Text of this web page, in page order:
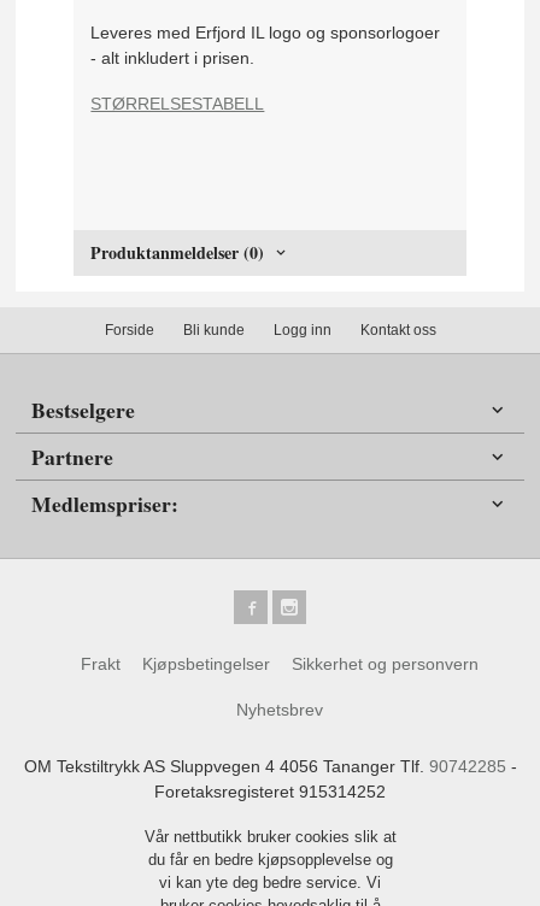
Leveres med Erfjord IL logo og sponsorlogoer
- alt inkludert i prisen.
STØRRELSESTABELL
Produktanmeldelser (0)
Forside Bli kunde Logg inn Kontakt oss
Bestselgere
Partnere
Medlemspriser:
Frakt Kjøpsbetingelser Sikkerhet og personvern
Nyhetsbrev
OM Tekstiltrykk AS Sluppvegen 4 4056 Tananger Tlf. 90742285 -
Foretaksregisteret 915314252
Vår nettbutikk bruker cookies slik at
du får en bedre kjøpsopplevelse og
vi kan yte deg bedre service. Vi